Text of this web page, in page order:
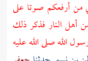
من أرفعكم صوتا على
أهل النار فذكر ذلك
الله صلى الله عليه